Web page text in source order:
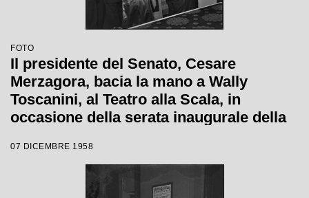
FOTO
Il presidente del Senato, Cesare
Merzagora, bacia la mano a Wally
Toscanini, al Teatro alla Scala, in
occasione della serata inaugurale della
"Turandot" di Giacomo Puccini, diretta
da Antonino Votto con la regia di
Margherita Walmann
07 DICEMBRE 1958